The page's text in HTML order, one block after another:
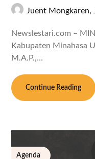
Juent Mongkaren,
Newslestari.com –
Kabupaten Minahasa
M.A.P.,…
Continue Reading
Agenda